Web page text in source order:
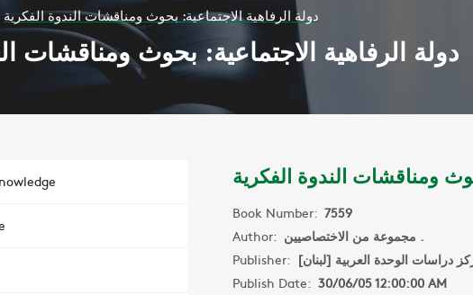
دولة الرفاهية الاجتماعية: بحوث ومناقشات الندوة الفكرية
دولة الرفاهية الاجتماعية: بحوث ومناقشات
ومناقشات الندوة الفكرية
Book Number: 7559
Author:
مجموعة من الاختصاصيين .
Publisher: دراسات الوحدة العربية [لبنان]
Publish Date: 30/06/05 12:00:00 AM